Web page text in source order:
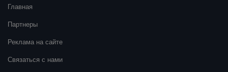
Главная
Партнеры
Реклама на сайте
Связаться с нами